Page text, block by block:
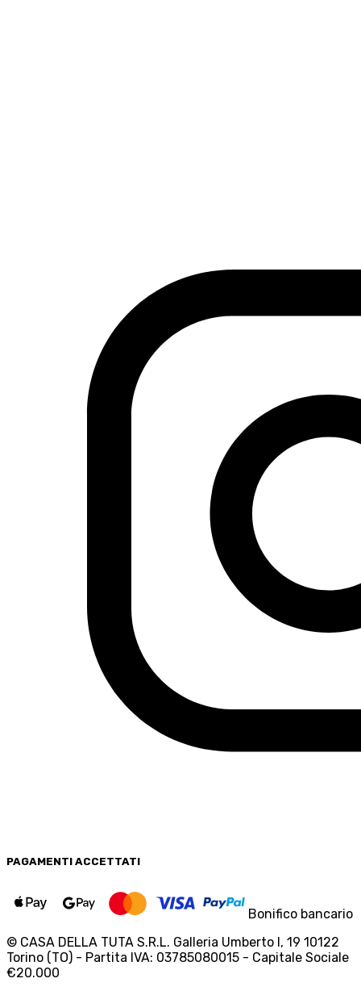
PAGAMENTI ACCETTATI
Bonifico bancario
© CASA DELLA TUTA S.R.L. Galleria Umberto I, 19 10122
Torino (TO) - Partita IVA: 03785080015 - Capitale Sociale
€20.000